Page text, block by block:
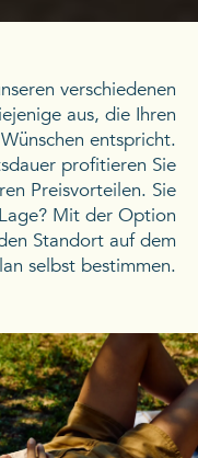
verschiedenen
aus, die Ihren
entspricht.
profitieren Sie
Preisvorteilen. Sie
Mit der Option
Standort auf dem
selbst bestimmen.